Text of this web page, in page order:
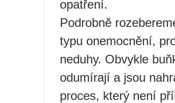
opatření.
Podrobně
typu onemocnění,
neduhy. Obvykle
odumírají a jsou
proces, který není